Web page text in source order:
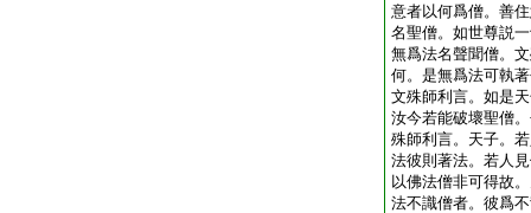
意者以何爲僧。善
名聖僧。如世尊説
無爲法名聲聞僧。
何。是無爲法可執
文殊師利言。如是
汝今若能破壞聖僧
殊師利言。天子。
法彼則著法。若人
以佛法僧非可得故
法不識僧者。彼爲